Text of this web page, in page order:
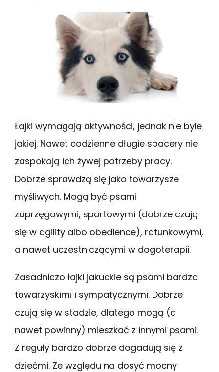
Łajki wymagają aktywności, jednak nie byle
jakiej. Nawet codzienne długie spacery nie
zaspokoją ich żywej potrzeby pracy.
Dobrze sprawdzą się jako towarzysze
myśliwych. Mogą być psami
zaprzęgowymi, sportowymi (dobrze czują
się w agility albo obedience), ratunkowymi,
a nawet uczestniczącymi w dogoterapii.
Zasadniczo łajki jakuckie są psami bardzo
towarzyskimi i sympatycznymi. Dobrze
czują się w stadzie, dlatego mogą (a
nawet powinny) mieszkać z innymi psami.
Z reguły bardzo dobrze dogadują się z
dziećmi. Ze względu na dosyć mocny